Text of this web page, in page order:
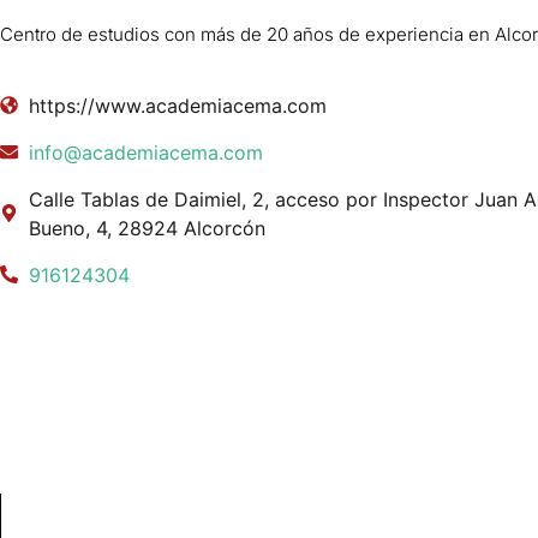
Centro de estudios con más de 20 años de experiencia en
https://www.academiacema.com
info@academiacema.com
Calle Tablas de Daimiel, 2, acceso por Inspector Juan
Bueno, 4, 28924 Alcorcón
916124304